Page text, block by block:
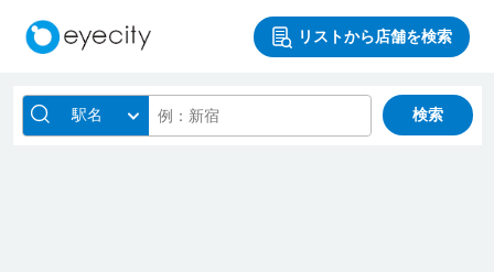
リストから店舗を検索
駅名 検索